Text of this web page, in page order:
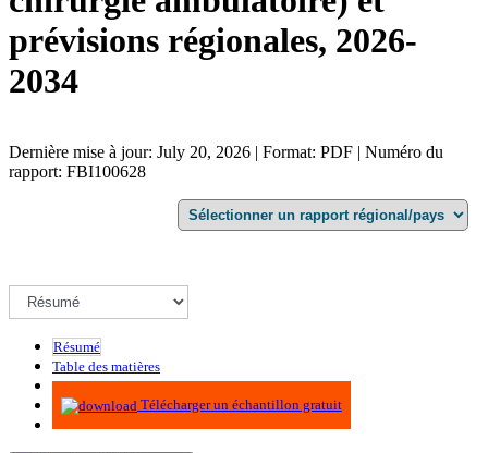
prévisions régionales, 2026-
2034
Dernière mise à jour: July 20, 2026 | Format: PDF | Numéro du
rapport: FBI100628
Résumé
Table des matières
Méthodologie
Télécharger un échantillon gratuit